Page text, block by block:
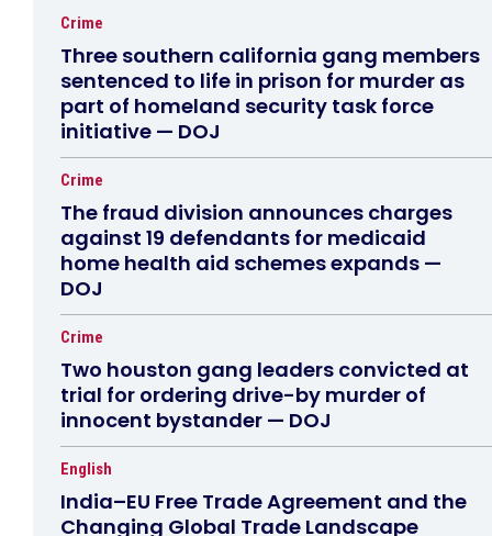
Crime
Three southern california gang members
sentenced to life in prison for murder as
part of homeland security task force
initiative — DOJ
Crime
The fraud division announces charges
against 19 defendants for medicaid
home health aid schemes expands —
DOJ
Crime
Two houston gang leaders convicted at
trial for ordering drive-by murder of
innocent bystander — DOJ
English
India–EU Free Trade Agreement and the
Changing Global Trade Landscape